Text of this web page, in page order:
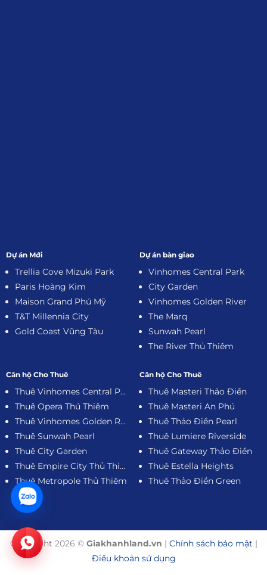
Dự án Mới
Trellia Cove Mizuki Park
Paris Hoàng Kim
Maison Grand Phú Mỹ
T&T Millennia City
Gold Coast Vũng Tàu
Dự án bàn giao
Vinhomes Central Park
City Garden
Vinhomes Golden River
The Marq
Sunwah Pearl
The River Thủ Thiêm
Căn hộ Cho Thuê
Thuê Vinhomes Central Park
Thuê Opera Thủ Thiêm
Thuê Vinhomes Golden River
Thuê Sunwah Pearl
Thuê City Garden
Thuê Empire City Thủ Thiêm
Thuê Metropole Thủ Thiêm
Căn hộ Cho Thuê
Thuê Masteri Thảo Điền
Thuê Masteri An Phú
Thuê Thảo Điền Pearl
Thuê Lumiere Riverside
Thuê Gateway Thảo Điền
Thuê Estella Heights
Thuê Thảo Điền Green
Copyright 2026 © Giakhanhland.vn | Chính sách bảo mật |
Điều khoản sử dụng